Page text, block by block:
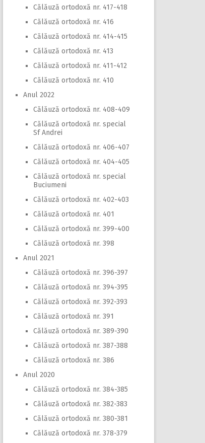
Călăuză ortodoxă nr. 417-418
Călăuză ortodoxă nr. 416
Călăuză ortodoxă nr. 414-415
Călăuză ortodoxă nr. 413
Călăuză ortodoxă nr. 411-412
Călăuză ortodoxă nr. 410
Anul 2022
Călăuză ortodoxă nr. 408-409
Călăuză ortodoxă nr. special
Sf Andrei
Călăuză ortodoxă nr. 406-407
Călăuză ortodoxă nr. 404-405
Călăuză ortodoxă nr. special
Buciumeni
Călăuză ortodoxă nr. 402-403
Călăuză ortodoxă nr. 401
Călăuză ortodoxă nr. 399-400
Călăuză ortodoxă nr. 398
Anul 2021
Călăuză ortodoxă nr. 396-397
Călăuză ortodoxă nr. 394-395
Călăuză ortodoxă nr. 392-393
Călăuză ortodoxă nr. 391
Călăuză ortodoxă nr. 389-390
Călăuză ortodoxă nr. 387-388
Călăuză ortodoxă nr. 386
Anul 2020
Călăuză ortodoxă nr. 384-385
Călăuză ortodoxă nr. 382-383
Călăuză ortodoxă nr. 380-381
Călăuză ortodoxă nr. 378-379